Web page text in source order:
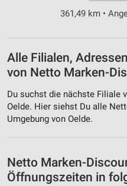
361,49 km •
Alle Filialen,
von Netto Marken-
Du suchst die nächste Filiale
Oelde. Hier siehst Du alle
Umgebung von Oelde.
Netto Marken-
Öffnungszeiten in